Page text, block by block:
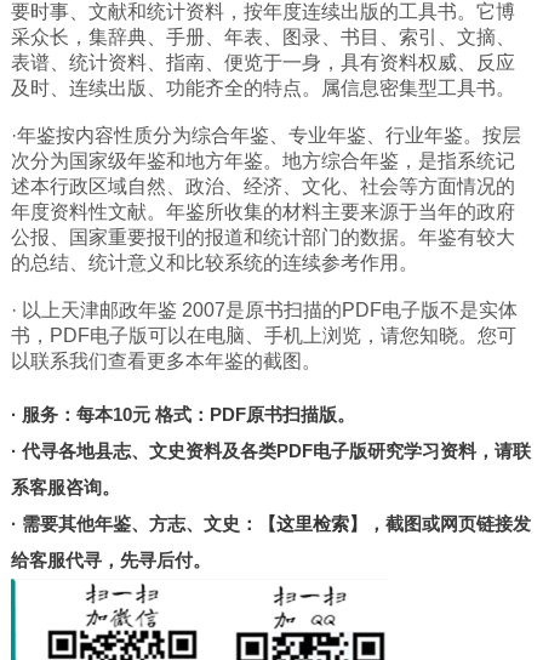
黑龙江
吉林
河北
内蒙
青海
新疆
天津
北京
宁夏
港澳
要时事、文献和统计资料，按年度连续出版的工具书。它博
采众长，集辞典、手册、年表、图录、书目、索引、文摘、
表谱、统计资料、指南、便览于一身，具有资料权威、反应
及时、连续出版、功能齐全的特点。属信息密集型工具书。
·年鉴按内容性质分为综合年鉴、专业年鉴、行业年鉴。按层
次分为国家级年鉴和地方年鉴。地方综合年鉴，是指系统记
述本行政区域自然、政治、经济、文化、社会等方面情况的
年度资料性文献。年鉴所收集的材料主要来源于当年的政府
公报、国家重要报刊的报道和统计部门的数据。年鉴有较大
的总结、统计意义和比较系统的连续参考作用。
· 以上天津邮政年鉴 2007是原书扫描的PDF电子版不是实体
书，PDF电子版可以在电脑、手机上浏览，请您知晓。您可
以联系我们查看更多本年鉴的截图。
· 服务：每本10元 格式：PDF原书扫描版。
· 代寻各地县志、文史资料及各类PDF电子版研究学习资料，请联
系客服咨询。
· 需要其他年鉴、方志、文史：
【这里检索】
，截图或网页链接发
给客服代寻，先寻后付。